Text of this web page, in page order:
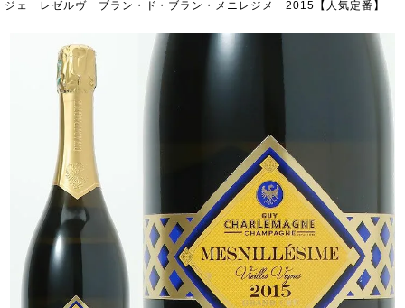
ジェ レゼルヴ ブラン・ド・ブラン・メニレジメ 2015【人気定番】